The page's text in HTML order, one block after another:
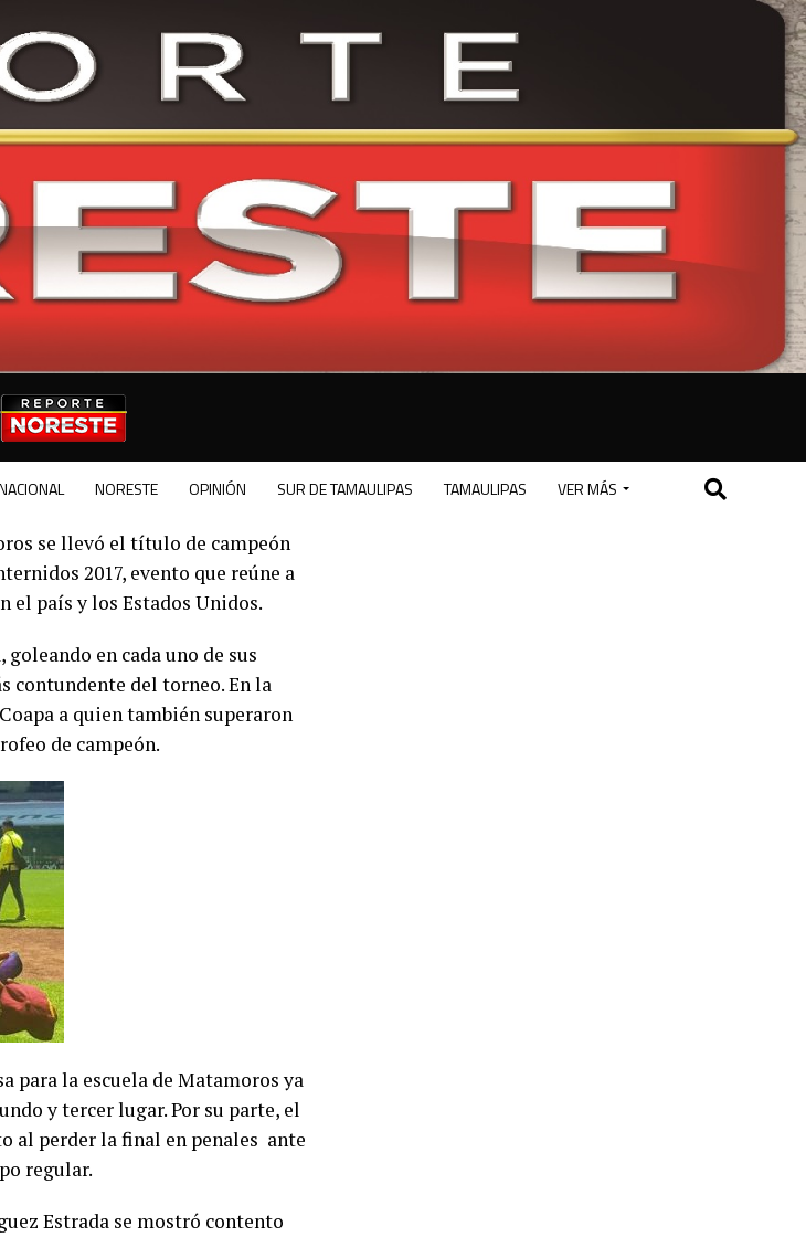
NORESTE OPINIÓN SUR DE TAMAULIPAS TAMAULIPAS VER MÁS
se llevó el título de campeón
2017, evento que reúne a
el país y los Estados Unidos.
en cada uno de sus
contundente del torneo. En la
a quien también superaron
de campeón.
para la escuela de Matamoros ya
y tercer lugar. Por su parte, el
al perder la final en penales ante
regular.
Estrada se mostró contento